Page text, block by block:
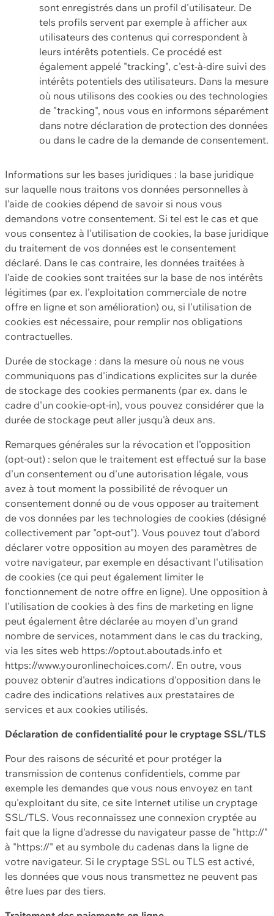
sont enregistrés dans un profil d'utilisateur. De
tels profils servent par exemple à afficher aux
utilisateurs des contenus qui correspondent à
leurs intérêts potentiels. Ce procédé est
également appelé "tracking", c'est-à-dire suivi des
intérêts potentiels des utilisateurs. Dans la mesure
où nous utilisons des cookies ou des technologies
de "tracking", nous vous en informons séparément
dans notre déclaration de protection des données
ou dans le cadre de la demande de consentement.
Informations sur les bases juridiques : la base juridique
sur laquelle nous traitons vos données personnelles à
l'aide de cookies dépend de savoir si nous vous
demandons votre consentement. Si tel est le cas et que
vous consentez à l'utilisation de cookies, la base juridique
du traitement de vos données est le consentement
déclaré. Dans le cas contraire, les données traitées à
l'aide de cookies sont traitées sur la base de nos intérêts
légitimes (par ex. l'exploitation commerciale de notre
offre en ligne et son amélioration) ou, si l'utilisation de
cookies est nécessaire, pour remplir nos obligations
contractuelles.
Durée de stockage : dans la mesure où nous ne vous
communiquons pas d'indications explicites sur la durée
de stockage des cookies permanents (par ex. dans le
cadre d'un cookie-opt-in), vous pouvez considérer que la
durée de stockage peut aller jusqu'à deux ans.
Remarques générales sur la révocation et l'opposition
(opt-out) : selon que le traitement est effectué sur la base
d'un consentement ou d'une autorisation légale, vous
avez à tout moment la possibilité de révoquer un
consentement donné ou de vous opposer au traitement
de vos données par les technologies de cookies (désigné
collectivement par "opt-out"). Vous pouvez tout d'abord
déclarer votre opposition au moyen des paramètres de
votre navigateur, par exemple en désactivant l'utilisation
de cookies (ce qui peut également limiter le
fonctionnement de notre offre en ligne). Une opposition à
l'utilisation de cookies à des fins de marketing en ligne
peut également être déclarée au moyen d'un grand
nombre de services, notamment dans le cas du tracking,
via les sites web https://optout.aboutads.info et
https://www.youronlinechoices.com/. En outre, vous
pouvez obtenir d'autres indications d'opposition dans le
cadre des indications relatives aux prestataires de
services et aux cookies utilisés.
Déclaration de confidentialité pour le cryptage SSL/TLS
Pour des raisons de sécurité et pour protéger la
transmission de contenus confidentiels, comme par
exemple les demandes que vous nous envoyez en tant
qu'exploitant du site, ce site Internet utilise un cryptage
SSL/TLS. Vous reconnaissez une connexion cryptée au
fait que la ligne d'adresse du navigateur passe de "http://"
à "https://" et au symbole du cadenas dans la ligne de
votre navigateur. Si le cryptage SSL ou TLS est activé,
les données que vous nous transmettez ne peuvent pas
être lues par des tiers.